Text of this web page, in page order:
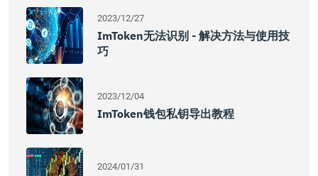
2023/12/27
ImToken无法识别 - 解决方法与使用技
巧
2023/12/04
ImToken钱包私钥导出教程
2024/01/31